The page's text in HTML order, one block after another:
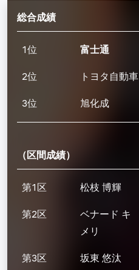
総合成績
1位 富士通
2位 トヨタ自動車
3位 旭化成
（区間成績）
第1区 松枝 博輝
第2区
ベナード キ
メリ
第3区 坂東 悠汰